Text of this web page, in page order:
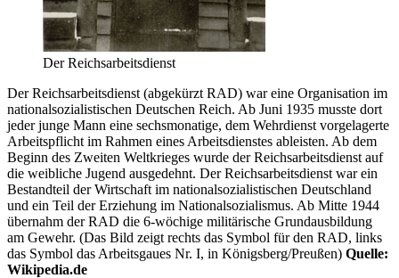
Der Reichsarbeitsdienst
Der Reichsarbeitsdienst (abgekürzt RAD) war eine Organisation im
nationalsozialistischen Deutschen Reich. Ab Juni 1935 musste dort
jeder junge Mann eine sechsmonatige, dem Wehrdienst vorgelagerte
Arbeitspflicht im Rahmen eines Arbeitsdienstes ableisten. Ab dem
Beginn des Zweiten Weltkrieges wurde der Reichsarbeitsdienst auf
die weibliche Jugend ausgedehnt. Der Reichsarbeitsdienst war ein
Bestandteil der Wirtschaft im nationalsozialistischen Deutschland
und ein Teil der Erziehung im Nationalsozialismus. Ab Mitte 1944
übernahm der RAD die 6-wöchige militärische Grundausbildung
am Gewehr. (Das Bild zeigt rechts das Symbol für den RAD, links
das Symbol das Arbeitsgaues Nr. I, in Königsberg/Preußen) Quelle:
Wikipedia.de